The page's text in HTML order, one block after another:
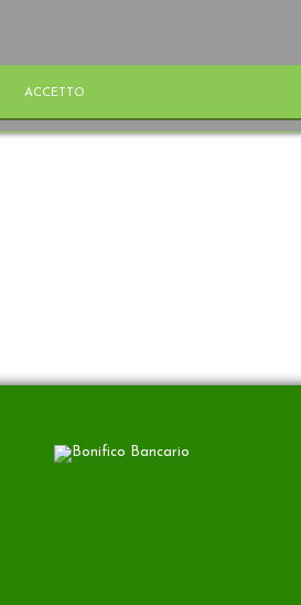
Bonifico Bancario
ACCETTO